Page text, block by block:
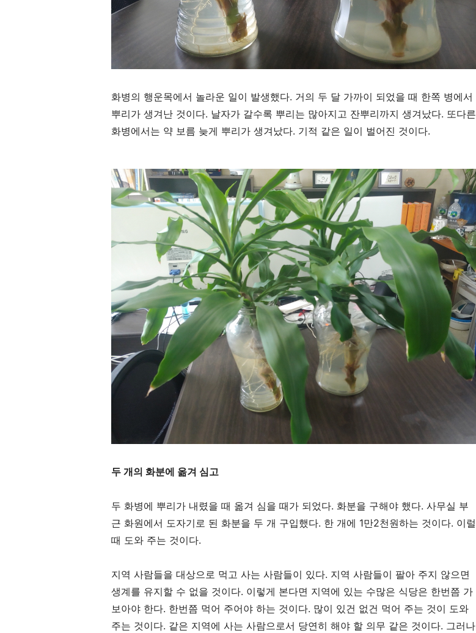
화병의 행운목에서 놀라운 일이 발생했다. 거의 두 달 가까이 되었을 때 한쪽 병에서
뿌리가 생겨난 것이다. 날자가 갈수록 뿌리는 많아지고 잔뿌리까지 생겨났다. 또다른
화병에서는 약 보름 늦게 뿌리가 생겨났다. 기적 같은 일이 벌어진 것이다.
두 개의 화분에 옮겨 심고
두 화병에 뿌리가 내렸을 때 옮겨 심을 때가 되었다. 화분을 구해야 했다. 사무실 부
근 화원에서 도자기로 된 화분을 두 개 구입했다. 한 개에 1만2천원하는 것이다. 이럴
때 도와 주는 것이다.
지역 사람들을 대상으로 먹고 사는 사람들이 있다. 지역 사람들이 팔아 주지 않으면
생계를 유지할 수 없을 것이다. 이렇게 본다면 지역에 있는 수많은 식당은 한번쯤 가
보아야 한다. 한번쯤 먹어 주어야 하는 것이다. 많이 있건 없건 먹어 주는 것이 도와
주는 것이다. 같은 지역에 사는 사람으로서 당연히 해야 할 의무 같은 것이다. 그러나